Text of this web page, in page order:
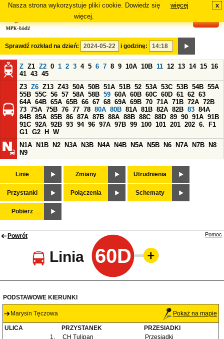
Nasza strona wykorzystuje pliki cookie. Dowiedz się
więcej.
więcej x
Sprawdź rozkład na dzień: i godzinę:
Z Z1 Z2 0 1 2 3 4 5 6 7 8 9 10A 10B 11 12 13 14 15 16
41 43 45
Z3 Z6 Z13 Z43 50A 50B 51A 51B 52 53A 53C 53B 54B 55A
55B 55C 56 57 58A 58B 59 60A 60B 60C 60D 61 62 63
64A 64B 65A 65B 66 67 68 69A 69B 70 71A 71B 72A 72B
73 75A 75B 76 77 78 80A 80B 81A 81B 82A 82B 83 84A
84B 85A 85B 86 87A 87B 88A 88B 88C 88D 89 90 91A 91B
91C 92A 92B 93 94 96 97A 97B 99 100 101 201 202 6.
F1
G1 G2 H
W
N1A
N1B N2 N3A N3B N4A N4B N5A N5B N6 N7A N7B
N8
N9
Linie Zmiany Utrudnienia
Przystanki Połączenia Schematy
Pobierz
Powrót
Linia 60D
Pomoc
PODSTAWOWE KIERUNKI
Marysin Tęczowa Pokaż na mapie
ULICA PRZYSTANEK
PRZESIADKI
1.
CH Tulipan
Przesiadki